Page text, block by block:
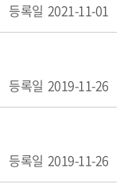
2021-11-01
2019-11-26
2019-11-26